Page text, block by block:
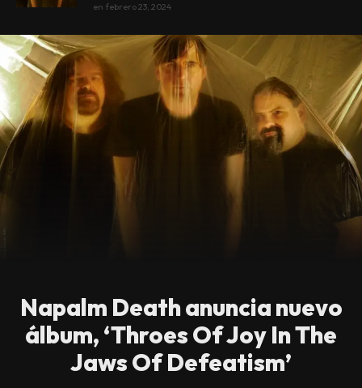
en febrero 23, 2024
Napalm Death anuncia nuevo
álbum, ‘Throes Of Joy In The
Jaws Of Defeatism’